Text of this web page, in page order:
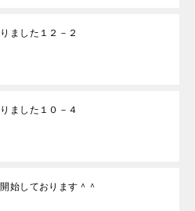
ました１２－２
ました１０－４
始しております＾＾